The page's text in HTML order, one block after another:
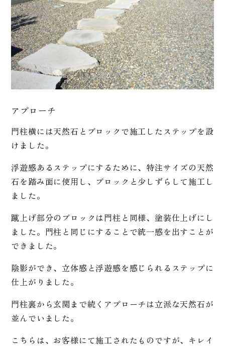
アプローチ
門柱横には天然石とブロックで施工したステップを設
けました。
浮遊感あるステップにするために、特注サイズの天然
石を踏み面に使用し、ブロックと少しずらして施工し
ました。
蹴上げ部分のブロックは門柱と同様、塗装仕上げにし
ました。門柱と同じにすることで統一感を出すことが
できました。
陰影ができ、立体感と浮遊感を感じられるステップに
仕上がりました。
門柱裏から玄関まで続くアプローチは立派な天然石が
並んでいました。
こちらは、お客様にて施工されたものですが、キレイ